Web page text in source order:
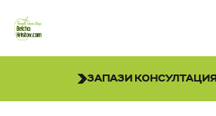
ЗАПАЗИ КОНСУЛТАЦИЯ